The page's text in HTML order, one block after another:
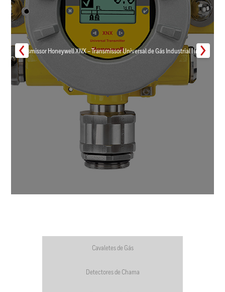
Transmissor Honeywell XNX – Transmissor Universal de Gás Industrial | Inmar
Cavaletes de Gás
Detectores de Chama